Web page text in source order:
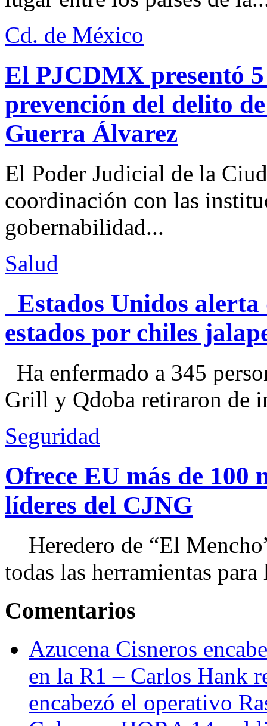
Cd. de México
El PJCDMX presentó
prevención del delito
Guerra Álvarez
El Poder Judicial de la
coordinación con las
gobernabilidad...
Salud
Estados Unidos alerta
estados por chiles
Ha enfermado a 345
Grill y Qdoba retiraron de
Seguridad
Ofrece EU más de 100
líderes del CJNG
Heredero de “El
todas las herramientas
Comentarios
Azucena Cisneros
en la R1 – Carlos Hank
encabezó el operativo